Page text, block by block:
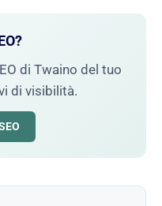
di Twaino del tuo
di visibilità.